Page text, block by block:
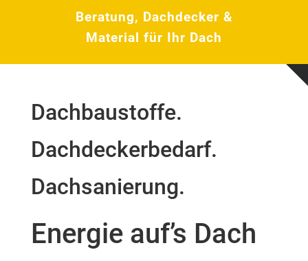
Beratung, Dachdecker &
Material für Ihr Dach
Dachbaustoffe.
Dachdeckerbedarf.
Dachsanierung.
Energie auf’s Dach